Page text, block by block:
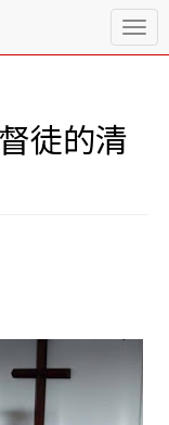
T
o
o
徒的清